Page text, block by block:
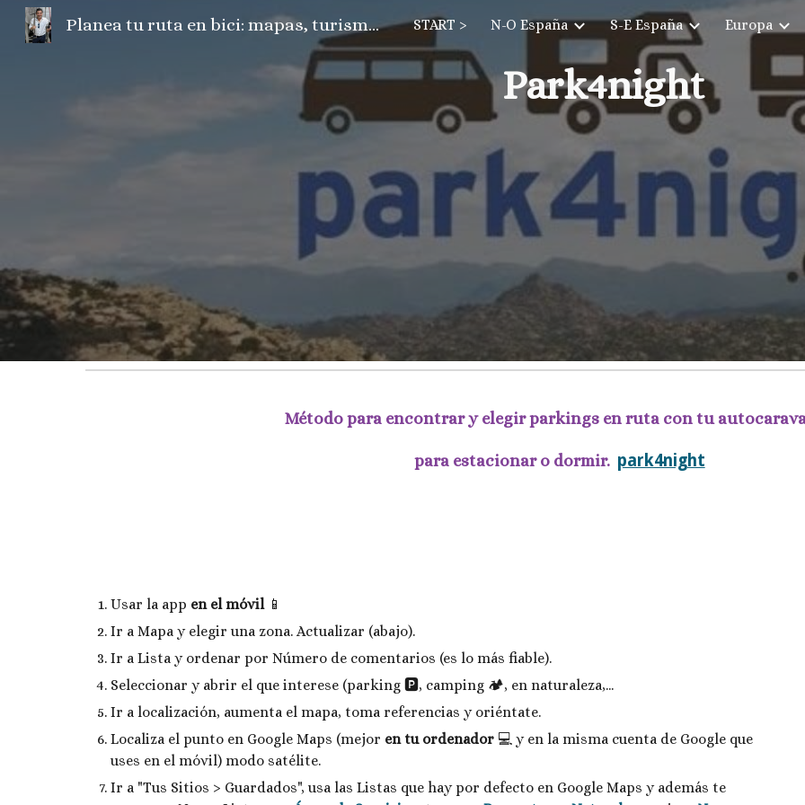
Skip to main content Skip to
Planea tu ruta en bici: mapas, turismo, fotos, camper, el tiempo... START > N-O España S-E España Europa
Park4night
Método para encontrar y elegir parkings en ruta con tu
para estacionar o dormir. park4night
Usar la app en el móvil 📱
Ir a Mapa y elegir una zona. Actualizar (abajo).
Ir a Lista y ordenar por Número de comentarios (es lo más fiable).
Seleccionar y abrir el que interese (parking 🅿️, camping 🏕️, en naturaleza,...
Ir a localización, aumenta el mapa, toma referencias y oriéntate.
Localiza el punto en Google Maps (mejor en tu ordenador 💻 y en la misma cuenta de Google que
uses en el móvil) modo satélite.
Ir a "Tus Sitios > Guardados", usa las Listas que hay por defecto en Google Maps y además te